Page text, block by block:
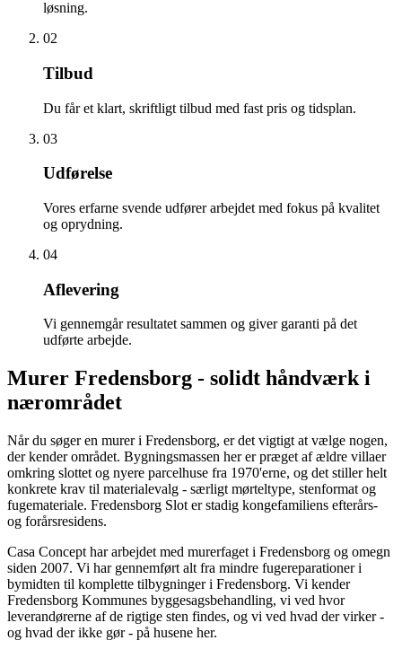
løsning.
02
Tilbud
Du får et klart, skriftligt tilbud med fast pris og tidsplan.
03
Udførelse
Vores erfarne svende udfører arbejdet med fokus på kvalitet
og oprydning.
04
Aflevering
Vi gennemgår resultatet sammen og giver garanti på det
udførte arbejde.
Murer Fredensborg - solidt håndværk i
nærområdet
Når du søger en murer i Fredensborg, er det vigtigt at vælge nogen,
der kender området. Bygningsmassen her er præget af ældre villaer
omkring slottet og nyere parcelhuse fra 1970'erne, og det stiller helt
konkrete krav til materialevalg - særligt mørteltype, stenformat og
fugemateriale. Fredensborg Slot er stadig kongefamiliens efterårs-
og forårsresidens.
Casa Concept har arbejdet med murerfaget i Fredensborg og omegn
siden 2007. Vi har gennemført alt fra mindre fugereparationer i
bymidten til komplette tilbygninger i Fredensborg. Vi kender
Fredensborg Kommunes byggesagsbehandling, vi ved hvor
leverandørerne af de rigtige sten findes, og vi ved hvad der virker -
og hvad der ikke gør - på husene her.